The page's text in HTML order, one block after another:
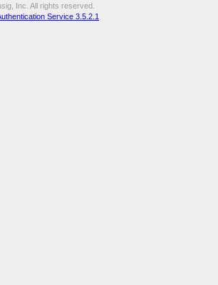
Inc. All rights reserved.
Service 3.5.2.1